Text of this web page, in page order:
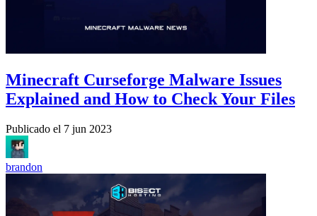
Minecraft Curseforge Malware Issues
Explained and How to Check Your Files
Publicado el 7 jun 2023
brandon